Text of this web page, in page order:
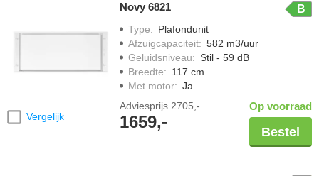
Vergelijk
Novy 6821 B
Type: Plafondunit
Afzuigcapaciteit: 582 m3/uur
Geluidsniveau: Stil - 59 dB
Breedte: 117 cm
Met motor: Ja
Adviesprijs 2705,-
1659,-
Op voorraad
Bestel